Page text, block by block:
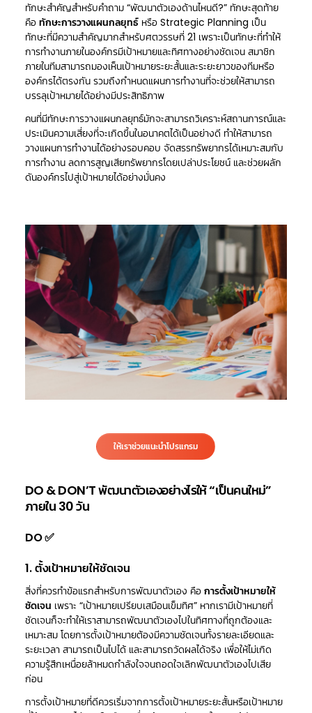
ทักษะสำคัญสำหรับคำถาม “พัฒนาตัวเองด้านไหนดี?” ทักษะสุดท้าย
คือ ทักษะการวางแผนกลยุทธ์ หรือ Strategic Planning เป็น
ทักษะที่มีความสำคัญมากสำหรับศตวรรษที่ 21 เพราะเป็นทักษะที่ทำให้
การทำงานภายในองค์กรมีเป้าหมายและทิศทางอย่างชัดเจน สมาชิก
ภายในทีมสามารถมองเห็นเป้าหมายระยะสั้นและระยะยาวของทีมหรือ
องค์กรได้ตรงกัน รวมถึงกำหนดแผนการทำงานที่จะช่วยให้สามารถ
บรรลุเป้าหมายได้อย่างมีประสิทธิภาพ
คนที่มีทักษะการวางแผนกลยุทธ์มักจะสามารถวิเคราะห์สถานการณ์และ
ประเมินความเสี่ยงที่จะเกิดขึ้นในอนาคตได้เป็นอย่างดี ทำให้สามารถ
วางแผนการทำงานได้อย่างรอบคอบ จัดสรรทรัพยากรได้เหมาะสมกับ
การทำงาน ลดการสูญเสียทรัพยากรโดยเปล่าประโยชน์ และช่วยผลัก
ดันองค์กรไปสู่เป้าหมายได้อย่างมั่นคง
ให้เราช่วยแนะนำโปรแกรม
DO & DON’T พัฒนาตัวเองอย่างไรให้ “เป็นคนใหม่”
ภายใน 30 วัน
DO ✅
1. ตั้งเป้าหมายให้ชัดเจน
สิ่งที่ควรทำข้อแรกสำหรับการพัฒนาตัวเอง คือ การตั้งเป้าหมายให้
ชัดเจน เพราะ “เป้าหมายเปรียบเสมือนเข็มทิศ” หากเรามีเป้าหมายที่
ชัดเจนก็จะทำให้เราสามารถพัฒนาตัวเองไปในทิศทางที่ถูกต้องและ
เหมาะสม โดยการตั้งเป้าหมายต้องมีความชัดเจนทั้งรายละเอียดและ
ระยะเวลา สามารถเป็นไปได้ และสามารถวัดผลได้จริง เพื่อให้ไม่เกิด
ความรู้สึกเหนื่อยล้าหมดกำลังใจจนถอดใจเลิกพัฒนาตัวเองไปเสีย
ก่อน
การตั้งเป้าหมายที่ดีควรเริ่มจากการตั้งเป้าหมายระยะสั้นหรือเป้าหมาย